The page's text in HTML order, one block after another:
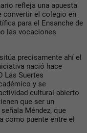
refleja una apuesta
convertir el colegio en
para el Ensanche de
las vocaciones
precisamente ahí el
nació hace
Las Suertes
y se
cultural abierto
que ser un
Méndez, que
como puente entre el